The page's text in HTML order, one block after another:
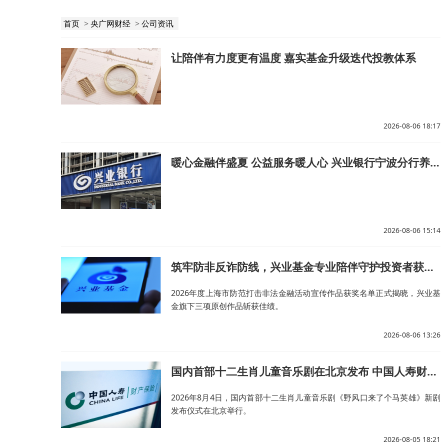
首页 >央广网财经 >公司资讯
让陪伴有力度更有温度 嘉实基金升级迭代投教体系
2026-08-06 18:17
暖心金融伴盛夏 公益服务暖人心 兴业银行宁波分行养老金融服务贴近民生零距离
2026-08-06 15:14
筑牢防非反诈防线，兴业基金专业陪伴守护投资者获得感
2026年度上海市防范打击非法金融活动宣传作品获奖名单正式揭晓，兴业基
金旗下三项原创作品斩获佳绩。
2026-08-06 13:26
国内首部十二生肖儿童音乐剧在北京发布 中国人寿财险以公益力量护航交通安全
2026年8月4日，国内首部十二生肖儿童音乐剧《野风口来了个马英雄》新剧
发布仪式在北京举行。
2026-08-05 18:21